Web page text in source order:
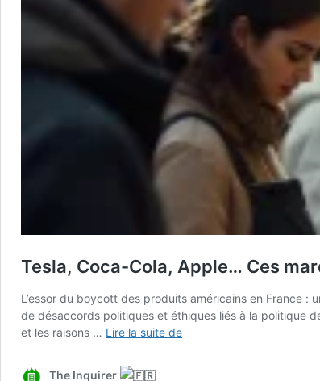
Tesla, Coca-Cola, Apple… Ces
L’essor du boycott des produits américains en France
de désaccords politiques et éthiques liés à la politique
et les raisons … Lire la suite deTesla,
The Inquirer